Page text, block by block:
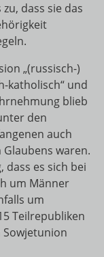
dass sie das
„(russisch-)
katholisch“ und
blieb
den
auch
waren.
dass es sich bei
um Männer
um
Teilrepubliken
Sowjetunion